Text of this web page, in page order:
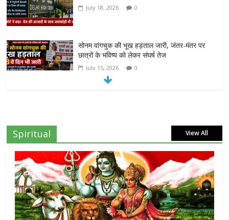
July 18, 2026 0
सोनम वांगचुक की भूख हड़ताल जारी, जंतर-मंतर पर
छात्रों के भविष्य को लेकर संघर्ष तेज
July 15, 2026 0
7वें वेतनमान की मांग: जल निगम पेंशनरों ने रक्षा मंत्री
राजनाथ सिंह से लगाई गुहार
July 7, 2026 0
Spiritual View All